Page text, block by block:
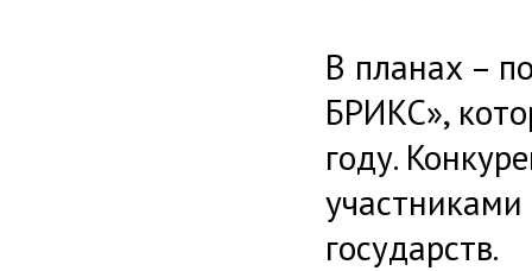
В планах –
БРИКС»,
году.
государств.